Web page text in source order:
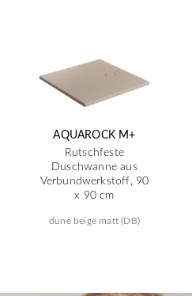
AQUAROCK M+
Rutschfeste
Duschwanne aus
Verbundwerkstoff, 90
x 90 cm
dune beige matt (DB)